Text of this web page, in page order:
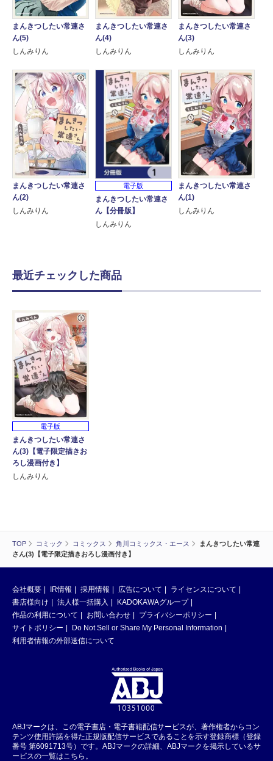
TOP コミック コミックス 角川コミックス・エース
まんきつしたい常連
さん(3)【電子限定描きおろし漫画付き】
まんきつしたい常連さ
ん(5)
しんみりん
まんきつしたい常連さ
ん(4)
しんみりん
まんきつしたい常連さ
ん(3)
しんみりん
まんきつしたい常連さ
ん(2)
しんみりん
電子版
まんきつしたい常連さ
ん【分冊版】
しんみりん
まんきつしたい常連さ
ん(1)
しんみりん
最近チェックした商品
電子版
まんきつしたい常連さ
ん(3)【電子限定描きお
ろし漫画付き】
しんみりん
会社概要 IR情報 採用情報 広告について
ライセンスについて
書店様向け
法人様一括購入
KADOKAWAグループ
作品の利用について
お問い合わせ
プライバシーポリシー
サイトポリシー
Do Not Sell or Share My Personal Information
利用者情報の外部送信について
ABJマークは、この電子書店・電子書籍配信サービスが、著作権者からコン
テンツ使用許諾を得た正規版配信サービスであることを示す登録商標（登録
番号 第6091713号）です。ABJマークの詳細、ABJマークを掲示しているサ
ービスの一覧はこちら。